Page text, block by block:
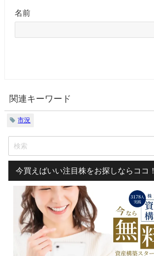
名前
関連キーワード
市況
今買えばいい注目株をお探しならココ！